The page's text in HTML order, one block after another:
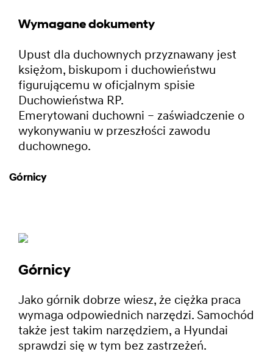
Wymagane dokumenty
Upust dla duchownych przyznawany jest
księżom, biskupom i duchowieństwu
figurującemu w oficjalnym spisie
Duchowieństwa RP.
Emerytowani duchowni – zaświadczenie o
wykonywaniu w przeszłości zawodu
duchownego.
Górnicy
Górnicy
Jako górnik dobrze wiesz, że ciężka praca
wymaga odpowiednich narzędzi. Samochód
także jest takim narzędziem, a Hyundai
sprawdzi się w tym bez zastrzeżeń.